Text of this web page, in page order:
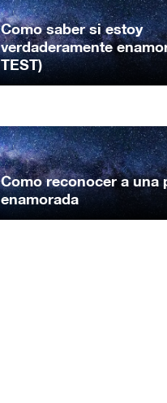
Como saber si estoy
verdaderamente
TEST)
Como reconocer a una
enamorada